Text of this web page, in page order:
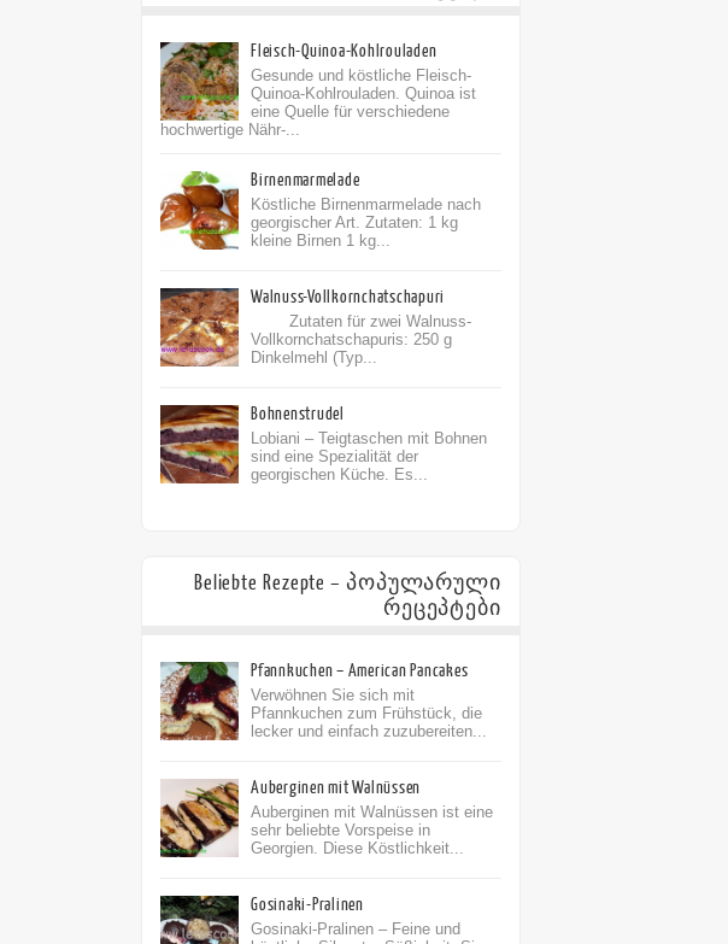
Fleisch-Quinoa-Kohlrouladen
Gesunde und köstliche Fleisch-
Quinoa-Kohlrouladen. Quinoa ist
eine Quelle für verschiedene
hochwertige Nähr-...
Birnenmarmelade
Köstliche Birnenmarmelade nach
georgischer Art. Zutaten: 1 kg
kleine Birnen 1 kg...
Walnuss-Vollkornchatschapuri
Zutaten für zwei Walnuss-
Vollkornchatschapuris: 250 g
Dinkelmehl (Typ...
Bohnenstrudel
Lobiani – Teigtaschen mit Bohnen
sind eine Spezialität der
georgischen Küche. Es...
Beliebte Rezepte – პოპულარული
რეცეპტები
Pfannkuchen – American Pancakes
Verwöhnen Sie sich mit
Pfannkuchen zum Frühstück, die
lecker und einfach zuzubereiten...
Auberginen mit Walnüssen
Auberginen mit Walnüssen ist eine
sehr beliebte Vorspeise in
Georgien. Diese Köstlichkeit...
Gosinaki-Pralinen
Gosinaki-Pralinen – Feine und